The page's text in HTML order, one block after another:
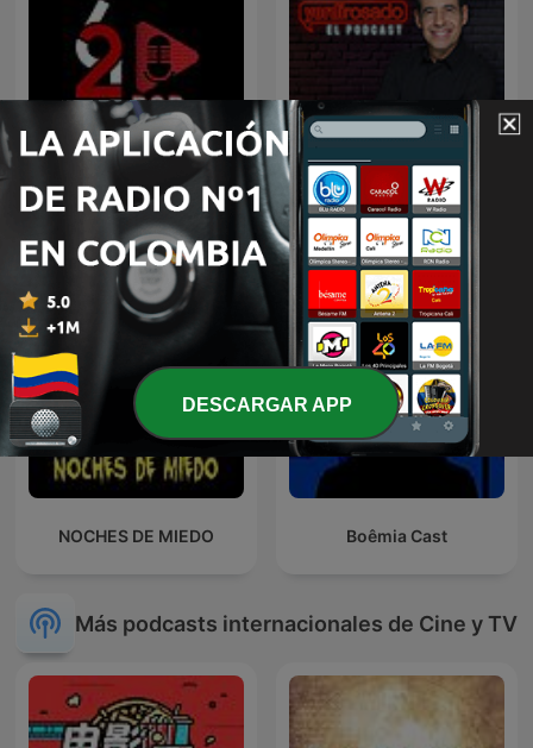
624 Pod
La Entrevista con Yordi
Rosado
NOCHES DE MIEDO Boêmia Cast
Más podcasts internacionales de Cine y TV
DESCARGAR APP